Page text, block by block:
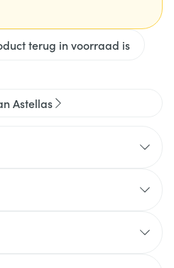
terug in voorraad is
Astellas